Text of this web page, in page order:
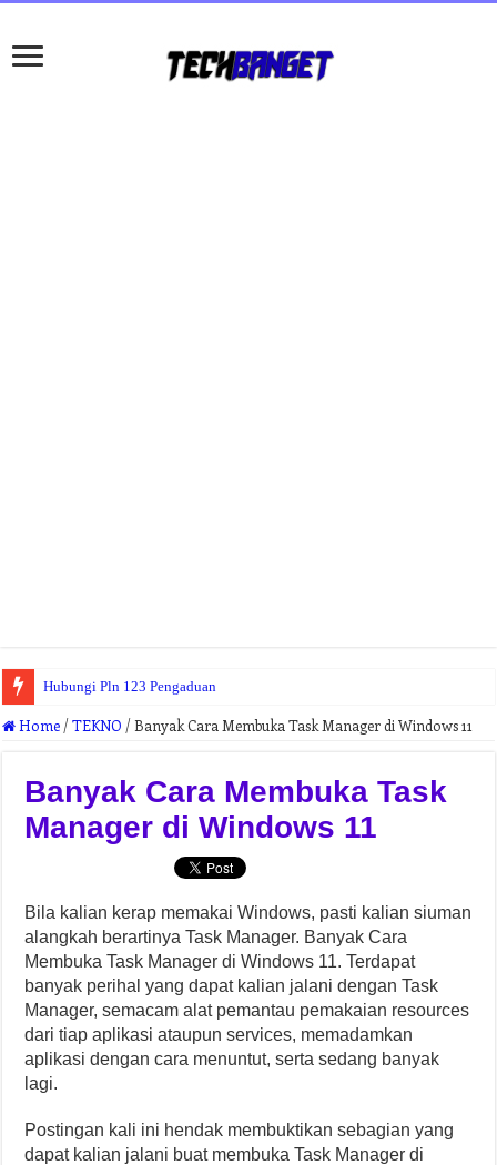
Hubungi Pln 123 Pengaduan
Home /TEKNO /Banyak Cara Membuka Task Manager di Windows 11
Banyak Cara Membuka Task
Manager di Windows 11
Bila kalian kerap memakai Windows, pasti kalian siuman
alangkah berartinya Task Manager. Banyak Cara
Membuka Task Manager di Windows 11. Terdapat
banyak perihal yang dapat kalian jalani dengan Task
Manager, semacam alat pemantau pemakaian resources
dari tiap aplikasi ataupun services, memadamkan
aplikasi dengan cara menuntut, serta sedang banyak
lagi.
Postingan kali ini hendak membuktikan sebagian yang
dapat kalian jalani buat membuka Task Manager di